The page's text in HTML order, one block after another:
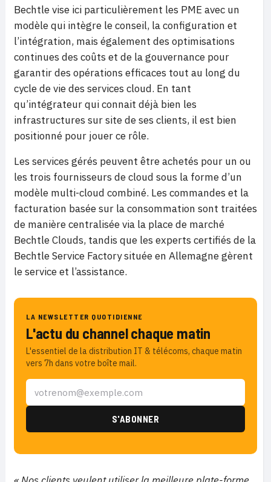
Bechtle vise ici particulièrement les PME avec un
modèle qui intègre le conseil, la configuration et
l’intégration, mais également des optimisations
continues des coûts et de la gouvernance pour
garantir des opérations efficaces tout au long du
cycle de vie des services cloud. En tant
qu’intégrateur qui connait déjà bien les
infrastructures sur site de ses clients, il est bien
positionné pour jouer ce rôle.
Les services gérés peuvent être achetés pour un ou
les trois fournisseurs de cloud sous la forme d’un
modèle multi-cloud combiné. Les commandes et la
facturation basée sur la consommation sont traitées
de manière centralisée via la place de marché
Bechtle Clouds, tandis que les experts certifiés de la
Bechtle Service Factory située en Allemagne gèrent
le service et l’assistance.
LA NEWSLETTER QUOTIDIENNE
L'actu du channel chaque matin
L'essentiel de la distribution IT & télécoms, chaque matin
vers 7h dans votre boîte mail.